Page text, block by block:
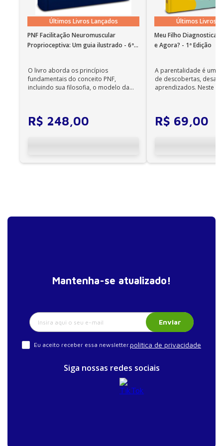
Cardiologia (SBC).
Últimos Livros Lançados
PNF Facilitação Neuromuscular
Proprioceptiva: Um guia ilustrado - 6ª
O livro aborda os princípios
fundamentais do conceito PNF,
incluindo sua filosofia, o modelo da
R$ 248,00
Últimos Livros
Meu Filho
e Agora? - 1ª Edição
A parentalidade é uma
de descobertas,
aprendizados. Neste
R$ 69,00
Mantenha-se atualizado!
Enviar
Eu aceito receber essa newsletter.política de privacidade
Siga nossas redes sociais